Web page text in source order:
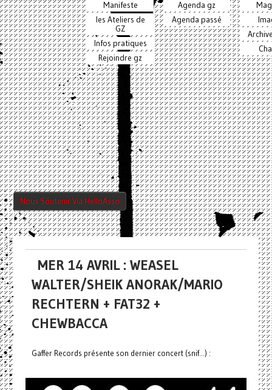
Manifeste
les Ateliers de
GZ
Infos pratiques
Rejoindre gz
Agenda gz
Agenda passé
Nous Soutenir Via HelloAsso
MER 14 AVRIL : WEASEL
WALTER/SHEIK ANORAK/MARIO
RECHTERN + FAT32 +
CHEWBACCA
Gaffer Records présente son dernier concert (snif...) :